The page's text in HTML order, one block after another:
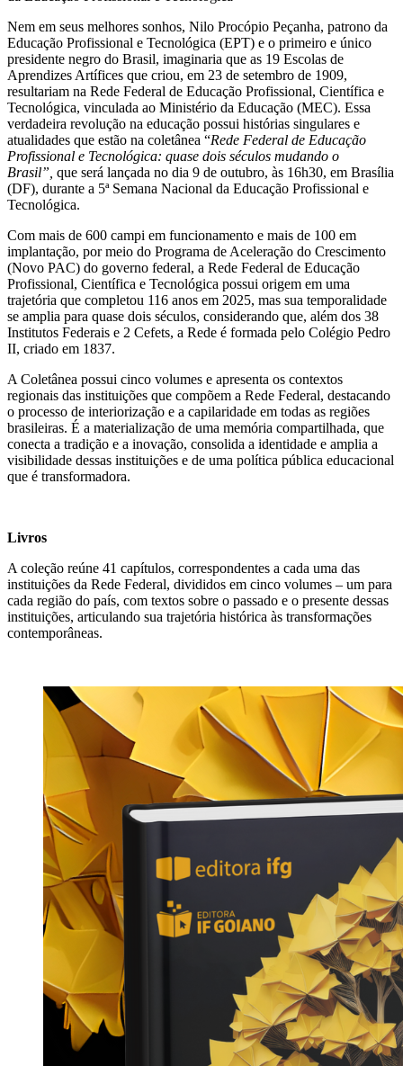
Nem em seus melhores sonhos, Nilo Procópio Peçanha, patrono da
Educação Profissional e Tecnológica (EPT) e o primeiro e único
presidente negro do Brasil, imaginaria que as 19 Escolas de
Aprendizes Artífices que criou, em 23 de setembro de 1909,
resultariam na Rede Federal de Educação Profissional, Científica e
Tecnológica, vinculada ao Ministério da Educação (MEC). Essa
verdadeira revolução na educação possui histórias singulares e
atualidades que estão na coletânea “Rede Federal de Educação
Profissional e Tecnológica: quase dois séculos mudando o
Brasil”, que será lançada no dia 9 de outubro, às 16h30, em Brasília
(DF), durante a 5ª Semana Nacional da Educação Profissional e
Tecnológica.
Com mais de 600 campi em funcionamento e mais de 100 em
implantação, por meio do Programa de Aceleração do Crescimento
(Novo PAC) do governo federal, a Rede Federal de Educação
Profissional, Científica e Tecnológica possui origem em uma
trajetória que completou 116 anos em 2025, mas sua temporalidade
se amplia para quase dois séculos, considerando que, além dos 38
Institutos Federais e 2 Cefets, a Rede é formada pelo Colégio Pedro
II, criado em 1837.
A Coletânea possui cinco volumes e apresenta os contextos
regionais das instituições que compõem a Rede Federal, destacando
o processo de interiorização e a capilaridade em todas as regiões
brasileiras. É a materialização de uma memória compartilhada, que
conecta a tradição e a inovação, consolida a identidade e amplia a
visibilidade dessas instituições e de uma política pública educacional
que é transformadora.
Livros
A coleção reúne 41 capítulos, correspondentes a cada uma das
instituições da Rede Federal, divididos em cinco volumes – um para
cada região do país, com textos sobre o passado e o presente dessas
instituições, articulando sua trajetória histórica às transformações
contemporâneas.